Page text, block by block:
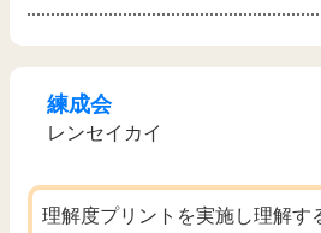
練成会
レンセイカイ
理解度プリントを実施し理解す